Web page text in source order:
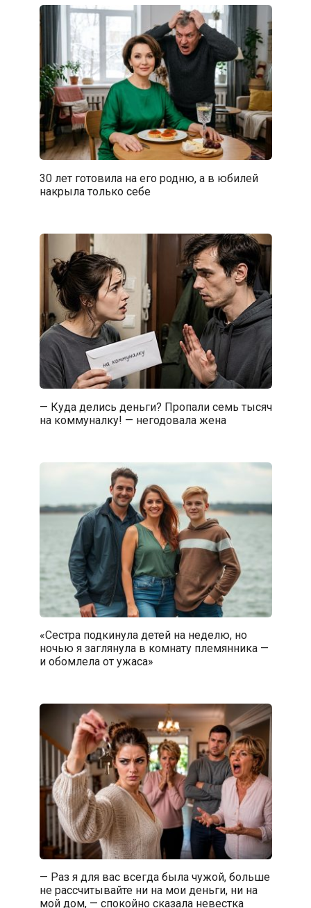
30 лет готовила на его родню, а в юбилей
накрыла только себе
— Куда делись деньги? Пропали семь тысяч
на коммуналку! — негодовала жена
«Сестра подкинула детей на неделю, но
ночью я заглянула в комнату племянника —
и обомлела от ужаса»
— Раз я для вас всегда была чужой, больше
не рассчитывайте ни на мои деньги, ни на
мой дом, — спокойно сказала невестка